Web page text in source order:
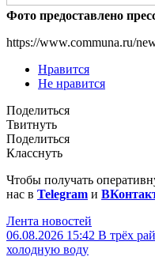
Фото предоставлено
https://www.communa.ru/
Нравится
Не нравится
Поделиться
Твитнуть
Поделиться
Класснуть
Чтобы получать
нас в Telegram и
Лента новостей
06.08.2026 15:42 В трёх
холодную воду